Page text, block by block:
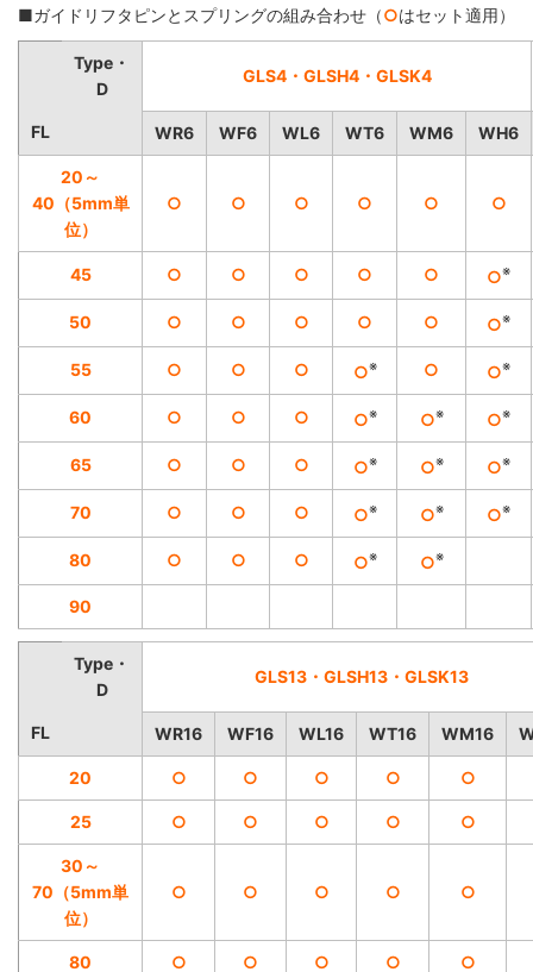
■ガイドリフタピンとスプリングの組み合わせ（○はセット適用）
Type・
D
GLS4・GLSH4・GLSK4
FL WR6 WF6 WL6 WT6 WM6 WH6
20～
40（5mm単
位）
○ ○ ○ ○ ○ ○
45 ○ ○ ○ ○ ○ ○※
50 ○ ○ ○ ○ ○ ○※
55 ○ ○ ○ ○※ ○ ○※
60 ○ ○ ○ ○※ ○※ ○※
65 ○ ○ ○ ○※ ○※ ○※
70 ○ ○ ○ ○※ ○※ ○※
80 ○ ○ ○ ○※ ○※
90
Type・
D
GLS13・GLSH13・GLSK13
FL WR16 WF16 WL16 WT16 WM16
20 ○ ○ ○ ○ ○
25 ○ ○ ○ ○ ○
30～
70（5mm単
位）
○ ○ ○ ○ ○
80 ○ ○ ○ ○ ○